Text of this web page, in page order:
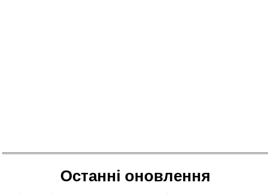
Останні оновлення